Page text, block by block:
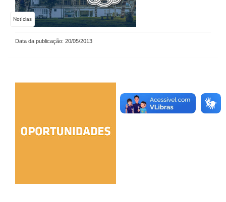
Notícias
Data da publicação: 20/05/2013